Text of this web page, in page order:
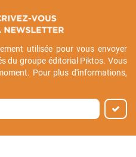
utilisée pour vous envoyer
du groupe éditorial Piktos. Vous
Pour plus d'informations,